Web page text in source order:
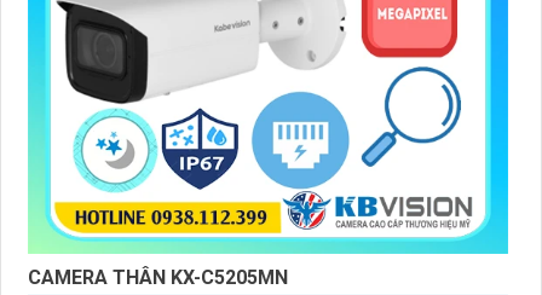
CAMERA THÂN KX-C5205MN